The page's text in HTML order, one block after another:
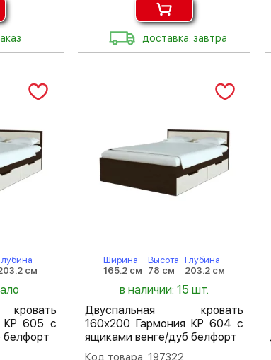
доставка: завтра
см
КР 605 с
белфорт
Ширина
165.2 см
Высота
78 см
Глубина
203.2 см
в наличии: 15 шт.
Двуспальная кровать
160х200 Гармония КР 604 с
ящиками венге/дуб белфорт
Код товара: 197322